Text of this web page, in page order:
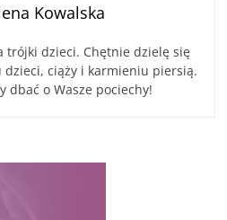
Kowalska
trójki dzieci. Chętnie dzielę się
ciąży i karmieniu piersią.
dbać o Wasze pociechy!